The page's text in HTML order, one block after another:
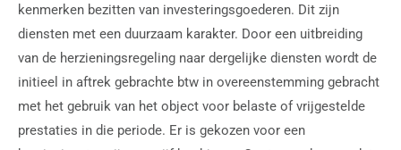
kenmerken bezitten van investeringsgoederen. Dit zijn
diensten met een duurzaam karakter. Door een uitbreiding
van de herzieningsregeling naar dergelijke diensten wordt de
initieel in aftrek gebrachte btw in overeenstemming gebracht
met het gebruik van het object voor belaste of vrijgestelde
prestaties in die periode. Er is gekozen voor een